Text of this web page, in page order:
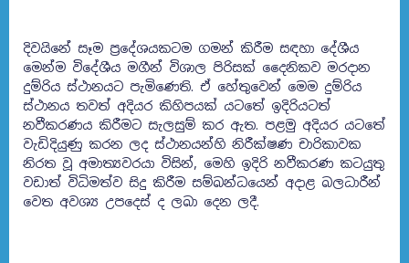
දිවයිනේ සෑම ප්‍රදේශයකටම ගමන් කිරීම සඳහා දේශීය
මෙන්ම විදේශීය මගීන් විශාල පිරිසක් දෛනිකව මරදාන
දුම්රිය ස්ථානයට පැමිණෙති. ඒ හේතුවෙන් මෙම දුම්රිය
ස්ථානය තවත් අදියර කිහිපයක් යටතේ ඉදිරියටත්
නවීකරණය කිරීමට සැලසුම් කර ඇත. පළමු අදියර යටතේ
වැඩිදියුණු කරන ලද ස්ථානයන්හි නිරීක්ෂණ චාරිකාවක
නිරත වූ අමාත්‍යවරයා විසින්, මෙහි ඉදිරි නවීකරණ කටයුතු
වඩාත් විධිමත්ව සිදු කිරීම සම්බන්ධයෙන් අදාළ බලධාරීන්
වෙත අවශ්‍ය උපදෙස් ද ලබා දෙන ලදී.